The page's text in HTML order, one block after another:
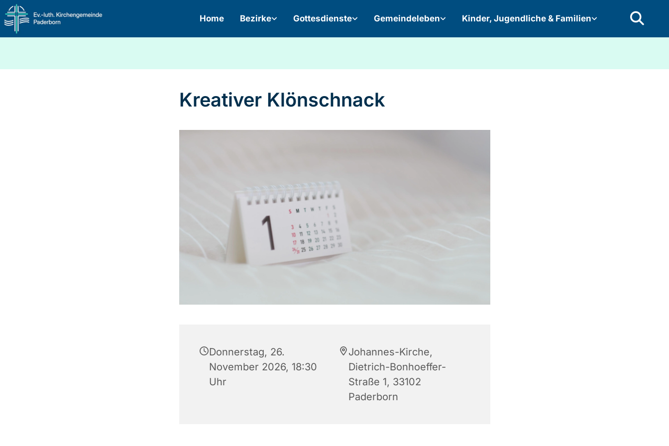
Home Bezirke Gottesdienste Gemeindeleben Kinder, Jugendliche & Familien
Kreativer Klönschnack
Donnerstag, 26.
November 2026, 18:30
Uhr
Johannes-Kirche,
Dietrich-Bonhoeffer-
Straße 1, 33102
Paderborn